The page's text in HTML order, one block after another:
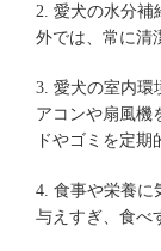
2. 愛犬の水分補
外では、常に清
3. 愛犬の室内環
アコンや扇風機
ドやゴミを定期
4. 食事や栄養に
与えすぎ、食べ